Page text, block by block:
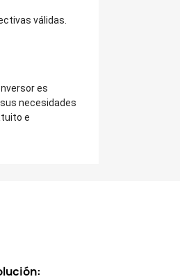
válidas.
es
necesidades
e